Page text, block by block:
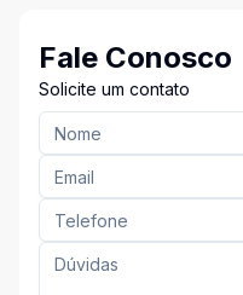
Fale Conosco
Solicite um contato